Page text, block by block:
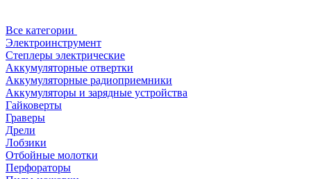
Все категории
Электроинструмент
Степлеры электрические
Аккумуляторные отвертки
Аккумуляторные радиоприемники
Аккумуляторы и зарядные устройства
Гайковерты
Граверы
Дрели
Лобзики
Отбойные молотки
Перфораторы